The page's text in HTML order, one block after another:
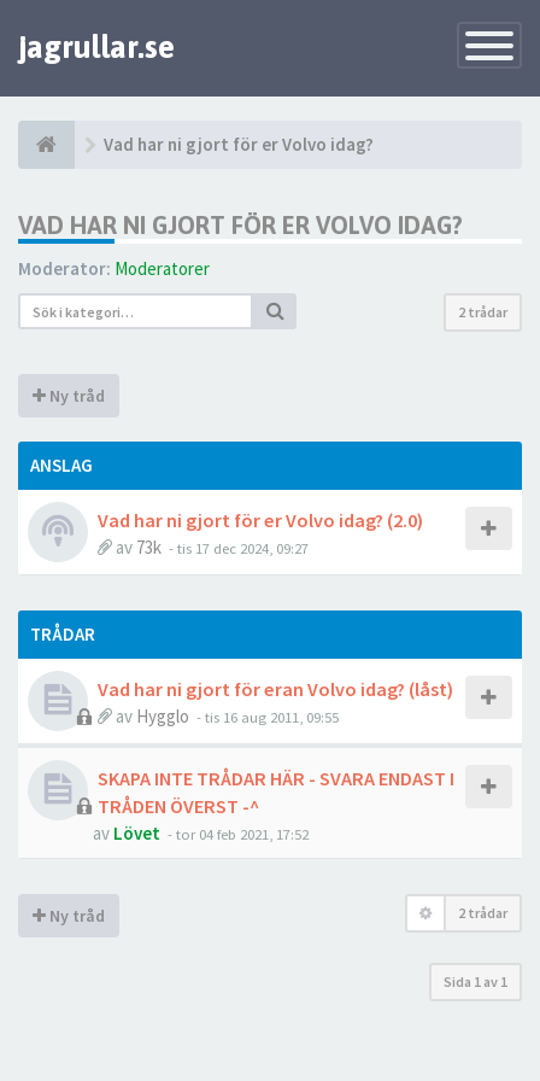
Toggle
jagrullar.se
Vad har ni gjort för er Volvo idag?
VAD HAR NI GJORT FÖR ER VOLVO IDAG?
Moderator: Moderatorer
2 trådar
Ny tråd
ANSLAG
Vad har ni gjort för er Volvo idag? (2.0)
av 73k - tis 17 dec 2024, 09:27
TRÅDAR
Vad har ni gjort för eran Volvo idag? (låst)
av Hygglo - tis 16 aug 2011, 09:55
SKAPA INTE TRÅDAR HÄR - SVARA ENDAST I
TRÅDEN ÖVERST -^
av Lövet - tor 04 feb 2021, 17:52
Ny tråd 2 trådar
Sida 1 av 1